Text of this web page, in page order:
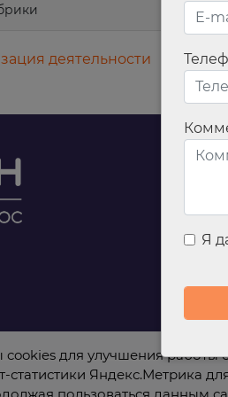
по
деятельности
Я
для улучшения работы
статистики Яндекс.Метрика